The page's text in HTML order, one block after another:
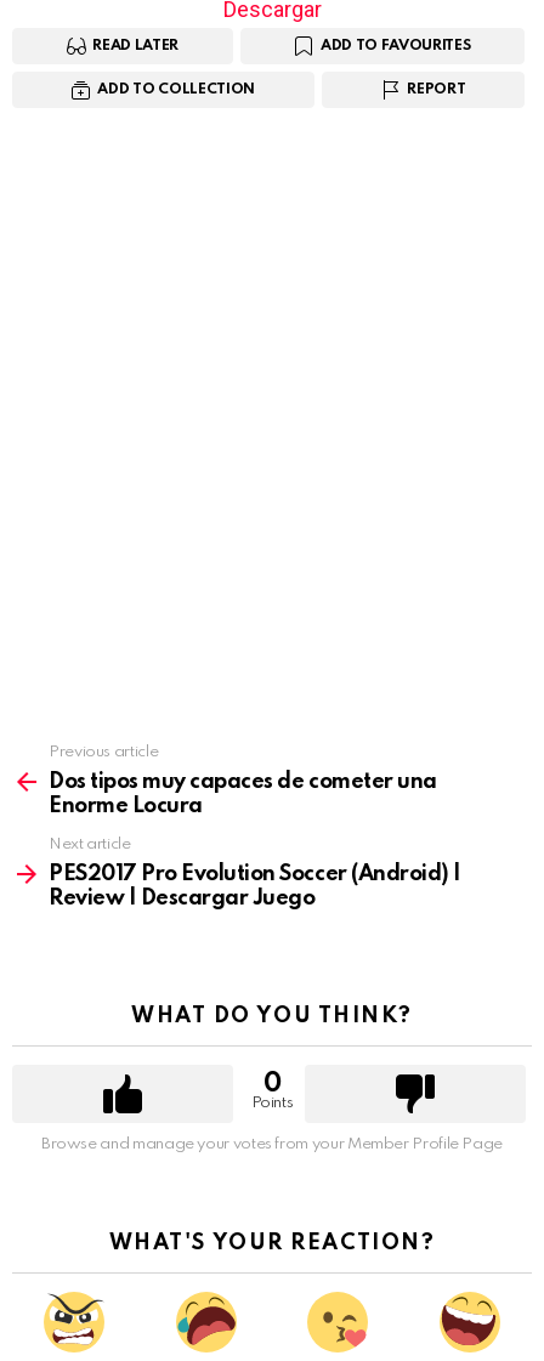
Descargar
READ LATER ADD TO FAVOURITES
ADD TO COLLECTION REPORT
more
Previous article
Dos tipos muy capaces de cometer una
Enorme Locura
Next article
PES2017 Pro Evolution Soccer (Android) |
Review | Descargar Juego
WHAT DO YOU THINK?
0
Points
Browse and manage your votes from your Member Profile Page
WHAT'S YOUR REACTION?